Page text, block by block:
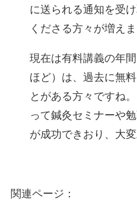
に送られる通知を受
くださる方々が増えま
現在は有料講義の年
ほど）は、過去に無
とがある方々ですね
って鍼灸セミナーや
が成功できおり、大
関連ページ：